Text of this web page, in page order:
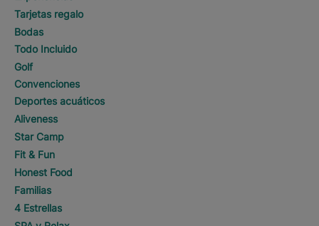
Tarjetas regalo
Bodas
Todo Incluido
Golf
Convenciones
Deportes acuáticos
Aliveness
Star Camp
Fit & Fun
Honest Food
Familias
4 Estrellas